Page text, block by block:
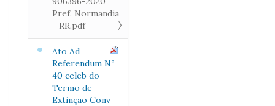
Pref. Normandia
- RR.pdf
Ato Ad
Referendum Nº
40 celeb do
Termo de
Extinção Conv